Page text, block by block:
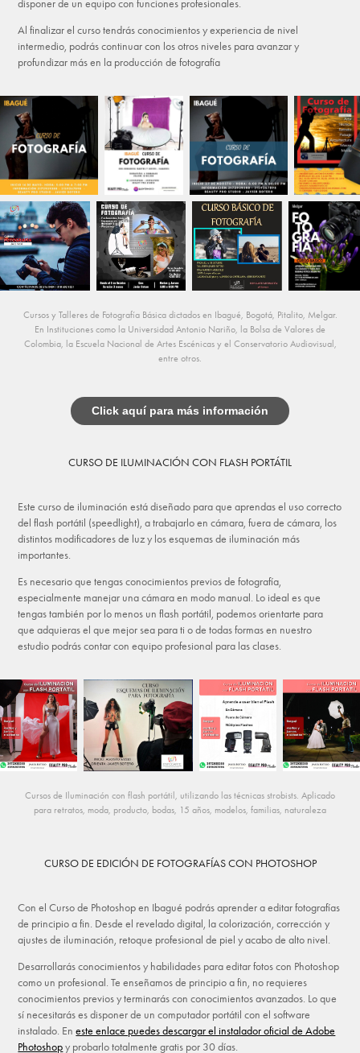
disponer de un equipo con funciones profesionales.
Al finalizar el curso tendrás conocimientos y experiencia de nivel
intermedio, podrás continuar con los otros niveles para avanzar y
profundizar más en la producción de fotografía
Cursos y Talleres de Fotografía Básica dictados en Ibagué, Bogotá, Pitalito, Melgar.
En Instituciones como la Universidad Antonio Nariño, la Bolsa de Valores de
Colombia, la Escuela Nacional de Artes Escénicas y el Conservatorio Audiovisual,
entre otros.
Click aquí para más información
CURSO DE ILUMINACIÓN CON FLASH PORTÁTIL
Este curso de iluminación está diseñado para que aprendas el uso correcto
del flash portátil (speedlight), a trabajarlo en cámara, fuera de cámara, los
distintos modificadores de luz y los esquemas de iluminación más
importantes.
Es necesario que tengas conocimientos previos de fotografía,
especialmente manejar una cámara en modo manual. Lo ideal es que
tengas también por lo menos un flash portátil, podemos orientarte para
que adquieras el que mejor sea para ti o de todas formas en nuestro
estudio podrás contar con equipo profesional para las clases.
Cursos de Iluminación con flash portátil, utilizando las técnicas strobists. Aplicado
para retratos, moda, producto, bodas, 15 años, modelos, familias, naturaleza
CURSO DE EDICIÓN DE FOTOGRAFÍAS CON PHOTOSHOP
Con el Curso de Photoshop en Ibagué podrás aprender a editar fotografías
de principio a fin. Desde el revelado digital, la colorización, corrección y
ajustes de iluminación, retoque profesional de piel y acabo de alto nivel.
Desarrollarás conocimientos y habilidades para editar fotos con Photoshop
como un profesional. Te enseñamos de principio a fin, no requieres
conocimientos previos y terminarás con conocimientos avanzados. Lo que
sí necesitarás es disponer de un computador portátil con el software
instalado. Eneste enlace puedes descargar el instalador oficial de Adobe
Photoshopy probarlo totalmente gratis por 30 días.